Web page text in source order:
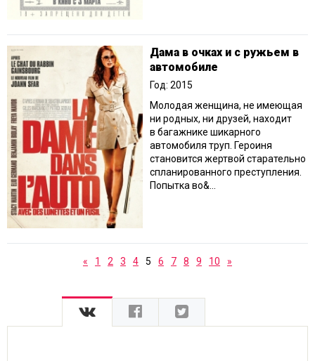
Дама в очках и с ружьем в
автомобиле
Год: 2015
Молодая женщина, не имеющая
ни родных, ни друзей, находит
в багажнике шикарного
автомобиля труп. Героиня
становится жертвой старательно
спланированного преступления.
Попытка во&...
« 1 2 3 4 5 6 7 8 9 10 »